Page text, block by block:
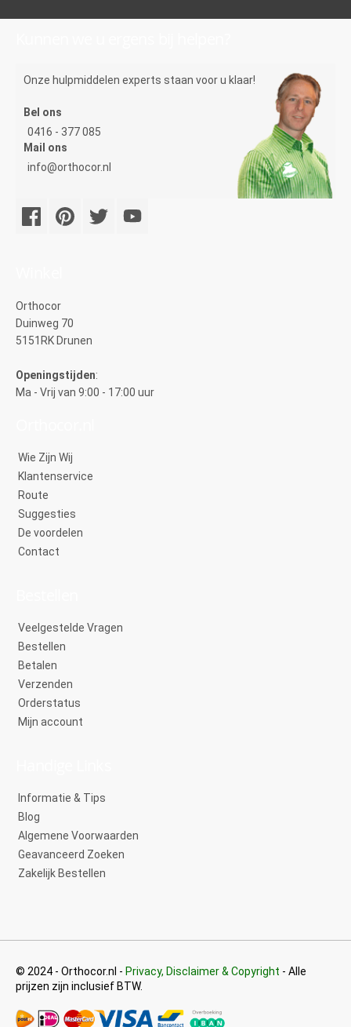
Onze hulpmiddelen experts staan voor u klaar!
Bel ons
0416 - 377 085
Mail ons
info@orthocor.nl
Orthocor
Duinweg 70
5151RK Drunen
Openingstijden:
Ma - Vrij van 9:00 - 17:00 uur
Wie Zijn Wij
Klantenservice
Route
Suggesties
De voordelen
Contact
Veelgestelde Vragen
Bestellen
Betalen
Verzenden
Orderstatus
Mijn account
Informatie & Tips
Blog
Algemene Voorwaarden
Geavanceerd Zoeken
Zakelijk Bestellen
© 2024 - Orthocor.nl - Privacy, Disclaimer & Copyright - Alle
prijzen zijn inclusief BTW.